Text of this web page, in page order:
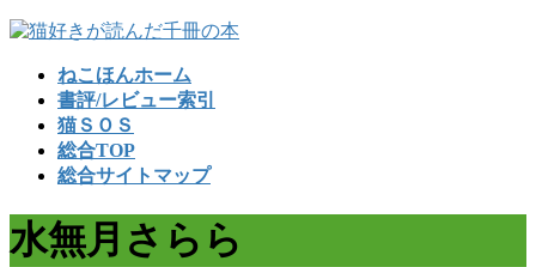
コ
ッ
プ
ナ
移
動
ねこほんホーム
書評/レビュー索引
猫ＳＯＳ
総合TOP
総合サイトマップ
水無月さらら